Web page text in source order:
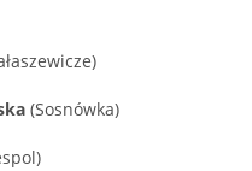
(Sosnówka)